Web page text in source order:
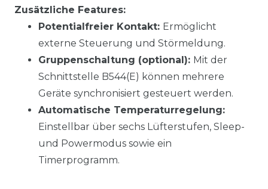
Zusätzliche Features:
Potentialfreier Kontakt: Ermöglicht
externe Steuerung und Störmeldung.
Gruppenschaltung (optional): Mit der
Schnittstelle B544(E) können mehrere
Geräte synchronisiert gesteuert werden.
Automatische Temperaturregelung:
Einstellbar über sechs Lüfterstufen, Sleep-
und Powermodus sowie ein
Timerprogramm.